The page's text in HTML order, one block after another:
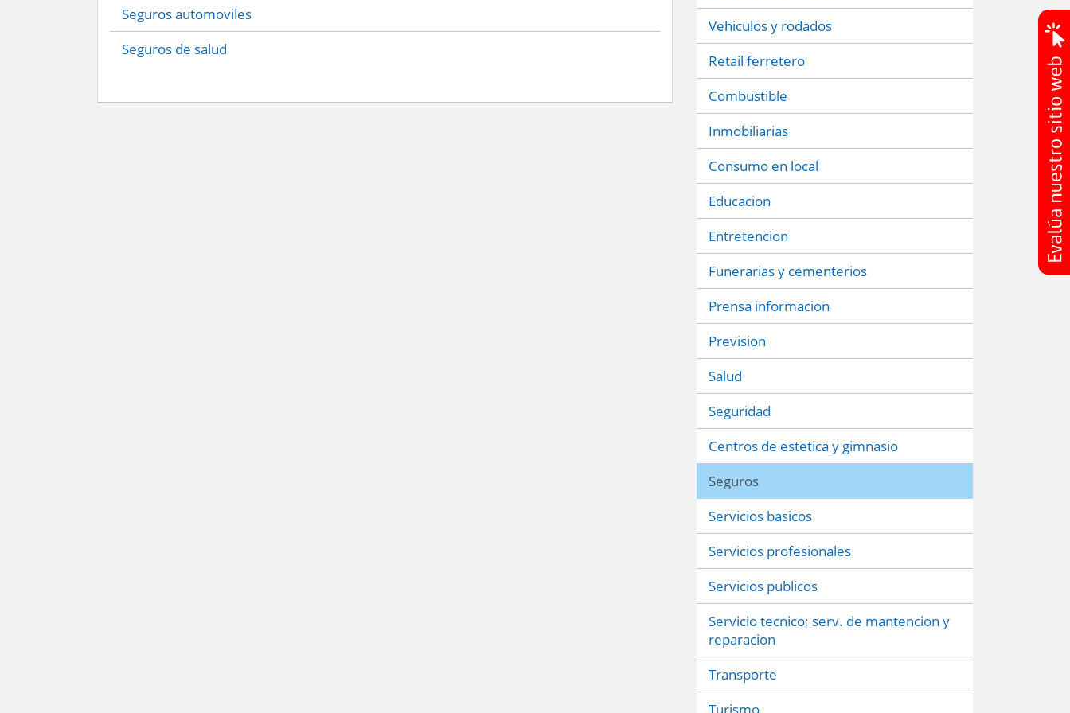
Seguros automoviles
Seguros de salud
Vehiculos y rodados
Retail ferretero
Combustible
Inmobiliarias
Consumo en local
Educacion
Entretencion
Funerarias y cementerios
Prensa informacion
Prevision
Salud
Seguridad
Centros de estetica y gimnasio
Seguros
Servicios basicos
Servicios profesionales
Servicios publicos
Servicio tecnico; serv. de mantencion y
reparacion
Transporte